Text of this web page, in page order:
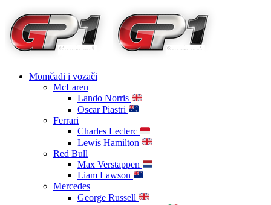
Momčadi i vozači
McLaren
Lando Norris
Oscar Piastri
Ferrari
Charles Leclerc
Lewis Hamilton
Red Bull
Max Verstappen
Liam Lawson
Mercedes
George Russell